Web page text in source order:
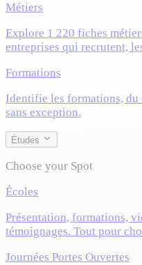
Métiers
Explore 1 220 fiches
entreprises qui recrutent,
Formations
Identifie les formations, du
sans exception.
Études
Choose your Spot
Écoles
Présentation, formations,
témoignages. Tout pour
Journées Portes Ouvertes